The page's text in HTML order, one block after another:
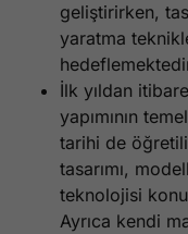
geliştirirken,
yaratma
İlk yıldan
yapımının
tarihi de
tasarımı,
teknolojisi
Ayrıca kendi